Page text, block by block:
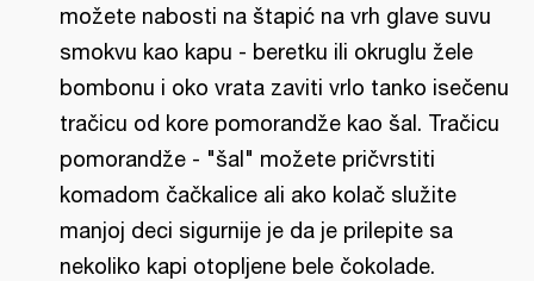
možete nabosti na štapić na vrh glave suvu
smokvu kao kapu - beretku ili okruglu žele
bombonu i oko vrata zaviti vrlo tanko isečenu
tračicu od kore pomorandže kao šal. Tračicu
pomorandže - "šal" možete pričvrstiti
komadom čačkalice ali ako kolač služite
manjoj deci sigurnije je da je prilepite sa
nekoliko kapi otopljene bele čokolade.